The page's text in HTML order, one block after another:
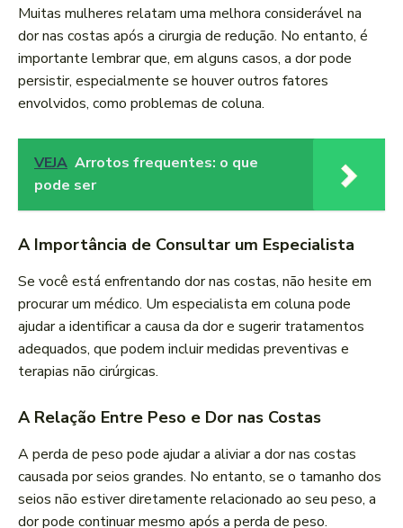
Muitas mulheres relatam uma melhora considerável na
dor nas costas após a cirurgia de redução. No entanto, é
importante lembrar que, em alguns casos, a dor pode
persistir, especialmente se houver outros fatores
envolvidos, como problemas de coluna.
VEJA Arrotos frequentes: o que
pode ser
A Importância de Consultar um Especialista
Se você está enfrentando dor nas costas, não hesite em
procurar um médico. Um especialista em coluna pode
ajudar a identificar a causa da dor e sugerir tratamentos
adequados, que podem incluir medidas preventivas e
terapias não cirúrgicas.
A Relação Entre Peso e Dor nas Costas
A perda de peso pode ajudar a aliviar a dor nas costas
causada por seios grandes. No entanto, se o tamanho dos
seios não estiver diretamente relacionado ao seu peso, a
dor pode continuar mesmo após a perda de peso.